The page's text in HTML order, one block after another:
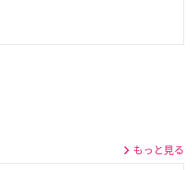
もっと見る